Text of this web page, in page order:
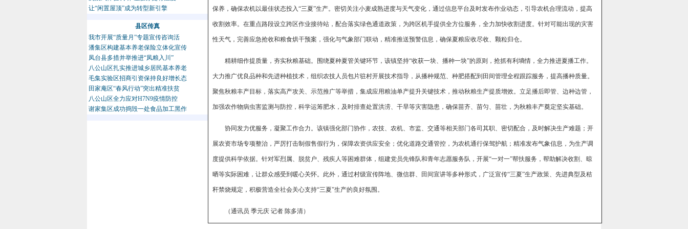
让“闲置屋顶”成为转型新引擎
县区传真
我市开展“质量月”专题宣传咨询活
潘集区构建基本养老保险立体化宣传
凤台县多措并举推进“凤粮入川”
八公山区扎实推进城乡居民基本养老
毛集实验区招商引资保持良好增长态
田家庵区“春风行动”突出精准扶贫
八公山区全力应对H7N9疫情防控
谢家集区成功捣毁一处食品加工黑作
保养，确保农机以最佳状态投入“三夏”生产。密切关注小麦成熟进度与天气变化，通过信息平台及时发布作业动态，引导农机合理流动，提高
收割效率。在重点路段设立跨区作业接待站，配合落实绿色通道政策，为跨区机手提供全方位服务，全力加快收割进度。针对可能出现的灾害
性天气，完善应急抢收和粮食烘干预案，强化与气象部门联动，精准推送预警信息，确保夏粮应收尽收、颗粒归仓。
精耕细作提质量，夯实秋粮基础。围绕夏种夏管关键环节，该镇坚持“收获一块、播种一块”的原则，抢抓有利墒情，全力推进夏播工作。
大力推广优良品种和先进种植技术，组织农技人员包片驻村开展技术指导，从播种规范、种肥搭配到田间管理全程跟踪服务，提高播种质量。
聚焦秋粮丰产目标，落实高产攻关、示范推广等举措，集成应用粮油单产提升关键技术，推动秋粮生产提质增效。立足播后即管、边种边管，
加强农作物病虫害监测与防控，科学运筹肥水，及时排查处置洪涝、干旱等灾害隐患，确保苗齐、苗匀、苗壮，为秋粮丰产奠定坚实基础。
协同发力优服务，凝聚工作合力。该镇强化部门协作，农技、农机、市监、交通等相关部门各司其职、密切配合，及时解决生产难题；开
展农资市场专项整治，严厉打击制假售假行为，保障农资供应安全；优化道路交通管控，为农机通行保驾护航；精准发布气象信息，为生产调
度提供科学依据。针对军烈属、脱贫户、残疾人等困难群体，组建党员先锋队和青年志愿服务队，开展“一对一”帮扶服务，帮助解决收割、晾
晒等实际困难，让群众感受到暖心关怀。此外，通过村级宣传阵地、微信群、田间宣讲等多种形式，广泛宣传“三夏”生产政策、先进典型及秸
秆禁烧规定，积极营造全社会关心支持“三夏”生产的良好氛围。
（通讯员 季元庆 记者 陈多清）